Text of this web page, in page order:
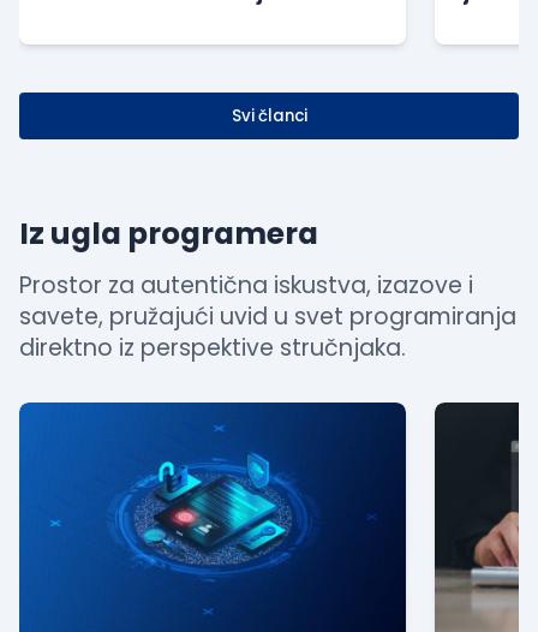
Svi članci
Iz ugla programera
Prostor za autentična iskustva, izazove i
savete, pružajući uvid u svet programiranja
direktno iz perspektive stručnjaka.